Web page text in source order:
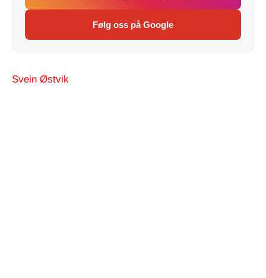
Følg oss på Google
Svein Østvik